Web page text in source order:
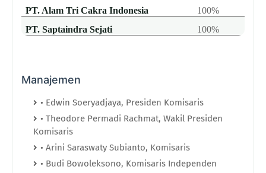
PT. Alam Tri Cakra Indonesia
100%
PT. Saptaindra Sejati
100%
Manajemen
• Edwin Soeryadjaya, Presiden Komisaris
• Theodore Permadi Rachmat, Wakil Presiden
Komisaris
• Arini Saraswaty Subianto, Komisaris
• Budi Bowoleksono, Komisaris Independen